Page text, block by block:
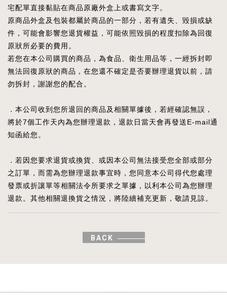
宅配單直接黏貼在商品原廠外盒上或書寫文字。
原商品外盒及包裝都屬於商品的一部分，若有遺失、毀損或缺
件，可能會影響您退貨權益，可能依照毀損的程度扣除為回復
原狀所必要的費用。
若您在本公司購買的商品，為食品、衛生用品等，一經拆封即
無法回復原狀的商品，在您還不確定是否要辦理退貨以前，請
勿拆封，謝謝您的配合。
．本公司收到您所退回的商品及相關單據後，若經確認無誤，
將於7個工作天內為您辦理退款，退款日當天會再發送E-mail通
知函給您。
．若因您要求退貨或換貨、或因本公司無法接受您全部或部分
之訂單，而需為您辦理退款事宜時，您同意本公司得代您處理
發票或折讓單等相關法令所要求之單據，以利本公司為您辦理
退款。其他相關退換貨之情況，將陸續補充更新，敬請見諒。
BACK